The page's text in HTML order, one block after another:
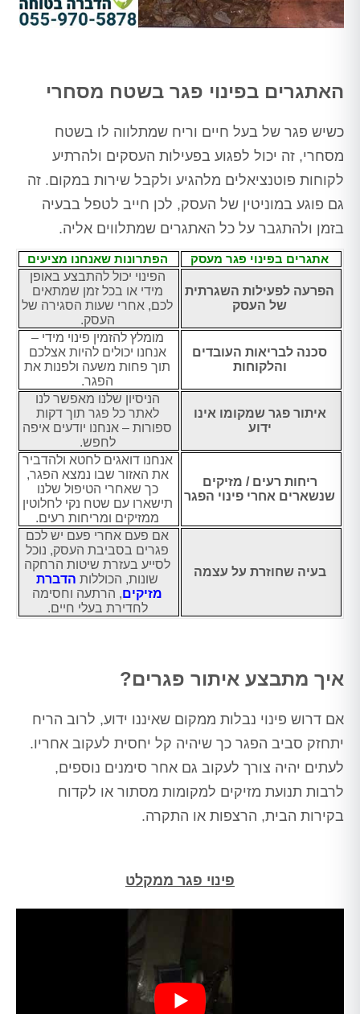
האתגרים בפינוי פגר בשטח מסחרי
כשיש פגר של בעל חיים וריח שמתלווה לו בשטח
מסחרי, זה יכול לפגוע בפעילות העסקים ולהרתיע
לקוחות פוטנציאלים מלהגיע ולקבל שירות במקום. זה
גם פוגע במוניטין של העסק, לכן חייב לטפל בבעיה
בזמן ולהתגבר על כל האתגרים שמתלווים אליה.
אתגרים בפינוי פגר מעסק הפתרונות שאנחנו מציעים
הפרעה לפעילות השגרתית
של העסק
הפינוי יכול להתבצע באופן
מידי או בכל זמן שמתאים
לכם, אחרי שעות הסגירה של
העסק.
סכנה לבריאות העובדים
והלקוחות
מומלץ להזמין פינוי מידי –
אנחנו יכולים להיות אצלכם
תוך פחות משעה ולפנות את
הפגר.
איתור פגר שמקומו אינו
ידוע
הניסיון שלנו מאפשר לנו
לאתר כל פגר תוך דקות
ספורות – אנחנו יודעים איפה
לחפש.
ריחות רעים / מזיקים
שנשארים אחרי פינוי הפגר
אנחנו דואגים לחטא ולהדביר
את האזור שבו נמצא הפגר,
כך שאחרי הטיפול שלנו
תישארו עם שטח נקי לחלוטין
ממזיקים ומריחות רעים.
בעיה שחוזרת על עצמה
אם פעם אחרי פעם יש לכם
פגרים בסביבת העסק, נוכל
לסייע בעזרת שיטות הרחקה
שונות, הכוללות הדברת
מזיקים, הרתעה וחסימה
לחדירת בעלי חיים.
איך מתבצע איתור פגרים?
אם דרוש פינוי נבלות ממקום שאיננו ידוע, לרוב הריח
יתחזק סביב הפגר כך שיהיה קל יחסית לעקוב אחריו.
לעתים יהיה צורך לעקוב גם אחר סימנים נוספים,
לרבות תנועת מזיקים למקומות מסתור או לקדוח
בקירות הבית, הרצפות או התקרה.
פינוי פגר ממקלט